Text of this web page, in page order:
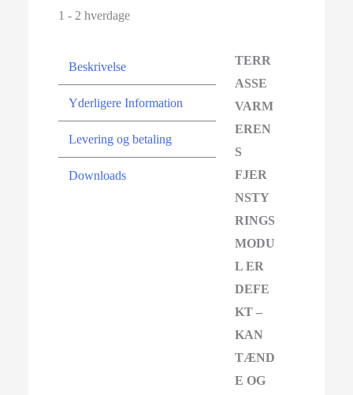
1 - 2 hverdage
Beskrivelse
Yderligere Information
Levering og betaling
Downloads
TERR
ASSE
VARM
EREN
S
FJER
NSTY
RINGS
MODU
L ER
DEFE
KT –
KAN
TÆND
E OG